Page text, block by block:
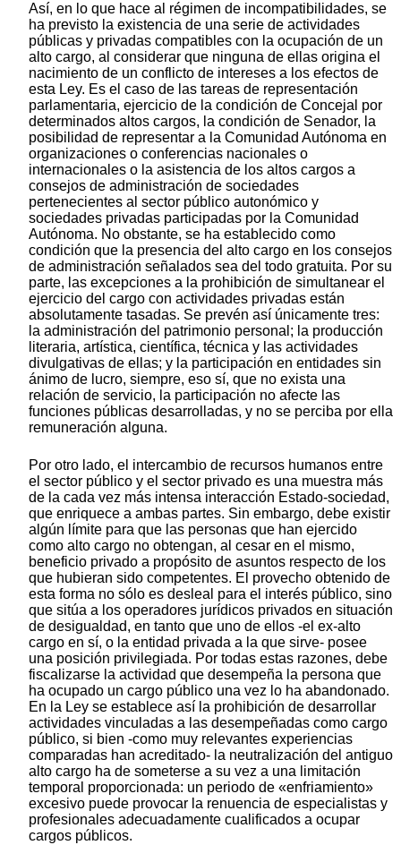
Así, en lo que hace al régimen de incompatibilidades, se
ha previsto la existencia de una serie de actividades
públicas y privadas compatibles con la ocupación de un
alto cargo, al considerar que ninguna de ellas origina el
nacimiento de un conflicto de intereses a los efectos de
esta Ley. Es el caso de las tareas de representación
parlamentaria, ejercicio de la condición de Concejal por
determinados altos cargos, la condición de Senador, la
posibilidad de representar a la Comunidad Autónoma en
organizaciones o conferencias nacionales o
internacionales o la asistencia de los altos cargos a
consejos de administración de sociedades
pertenecientes al sector público autonómico y
sociedades privadas participadas por la Comunidad
Autónoma. No obstante, se ha establecido como
condición que la presencia del alto cargo en los consejos
de administración señalados sea del todo gratuita. Por su
parte, las excepciones a la prohibición de simultanear el
ejercicio del cargo con actividades privadas están
absolutamente tasadas. Se prevén así únicamente tres:
la administración del patrimonio personal; la producción
literaria, artística, científica, técnica y las actividades
divulgativas de ellas; y la participación en entidades sin
ánimo de lucro, siempre, eso sí, que no exista una
relación de servicio, la participación no afecte las
funciones públicas desarrolladas, y no se perciba por ella
remuneración alguna.
Por otro lado, el intercambio de recursos humanos entre
el sector público y el sector privado es una muestra más
de la cada vez más intensa interacción Estado-sociedad,
que enriquece a ambas partes. Sin embargo, debe existir
algún límite para que las personas que han ejercido
como alto cargo no obtengan, al cesar en el mismo,
beneficio privado a propósito de asuntos respecto de los
que hubieran sido competentes. El provecho obtenido de
esta forma no sólo es desleal para el interés público, sino
que sitúa a los operadores jurídicos privados en situación
de desigualdad, en tanto que uno de ellos -el ex-alto
cargo en sí, o la entidad privada a la que sirve- posee
una posición privilegiada. Por todas estas razones, debe
fiscalizarse la actividad que desempeña la persona que
ha ocupado un cargo público una vez lo ha abandonado.
En la Ley se establece así la prohibición de desarrollar
actividades vinculadas a las desempeñadas como cargo
público, si bien -como muy relevantes experiencias
comparadas han acreditado- la neutralización del antiguo
alto cargo ha de someterse a su vez a una limitación
temporal proporcionada: un periodo de «enfriamiento»
excesivo puede provocar la renuencia de especialistas y
profesionales adecuadamente cualificados a ocupar
cargos públicos.